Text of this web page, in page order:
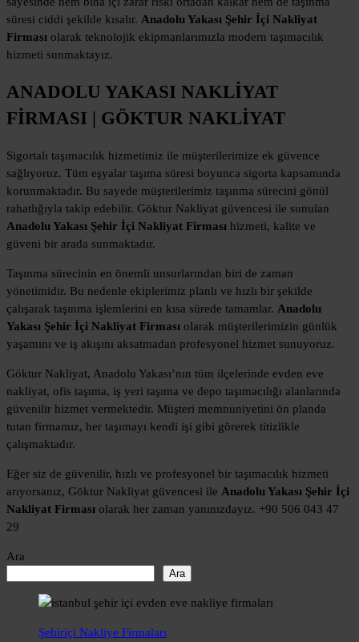
süresi ciddi şekilde kısalır. Anadolu Yakası Şehir İçi Nakliyat
Firması olarak teknolojik ekipmanlarımızla modern taşımacılık
hizmeti sunmaktayız.
ANADOLU YAKASI NAKLİYAT
FİRMASI | GÖKTUR NAKLİYAT
Sigortalı taşımacılık hizmetimiz ile müşterilerimize ek güvence
sağlıyoruz. Tüm eşyalar taşıma süresi boyunca sigorta kapsamında
korunmaktadır. Bu sayede müşterilerimiz taşınma sürecini gönül
rahatlığıyla takip edebilir. Göktur Nakliyat güvencesi ile sunulan
Anadolu Yakası Şehir İçi Nakliyat Firması hizmeti, kalite ve
güveni bir arada sunmaktadır.
Taşınma sürecinin en önemli unsurlarından biri de zaman
yönetimidir. Bu nedenle ekiplerimiz planlı ve hızlı bir şekilde
çalışarak taşınma işlemlerini en kısa sürede tamamlar. Anadolu
Yakası Şehir İçi Nakliyat Firması olarak müşterilerimizin günlük
yaşamını ve iş akışını aksatmadan profesyonel hizmet sunuyoruz.
Göktur Nakliyat, Anadolu Yakası’nın tüm ilçelerinde evden eve
nakliyat, ofis taşıma, iş yeri taşıma ve depo taşımacılığı alanlarında
güvenilir hizmet vermektedir. Müşteri memnuniyetini ön planda
tutan firmamız, her taşımayı kendi işi gibi görerek titizlikle
çalışmaktadır.
Eğer siz de güvenilir, hızlı ve profesyonel bir taşımacılık hizmeti
arıyorsanız, Göktur Nakliyat güvencesi ile Anadolu Yakası Şehir İçi
Nakliyat Firması olarak her zaman yanınızdayız. +90 506 043 47
29
Ara
Ara
Şehiriçi Nakliye Firmaları